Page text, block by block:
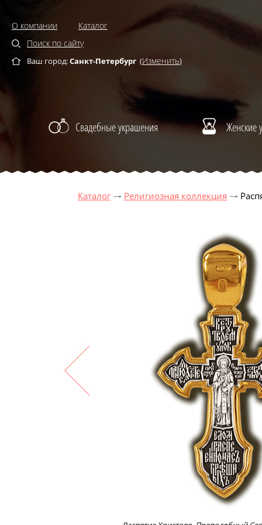
О компании
Каталог
Поиск по сайту
Ваш город:Санкт-Петербург (Изменить)
Свадебные украшения Женские
Каталог Религиозная коллекция